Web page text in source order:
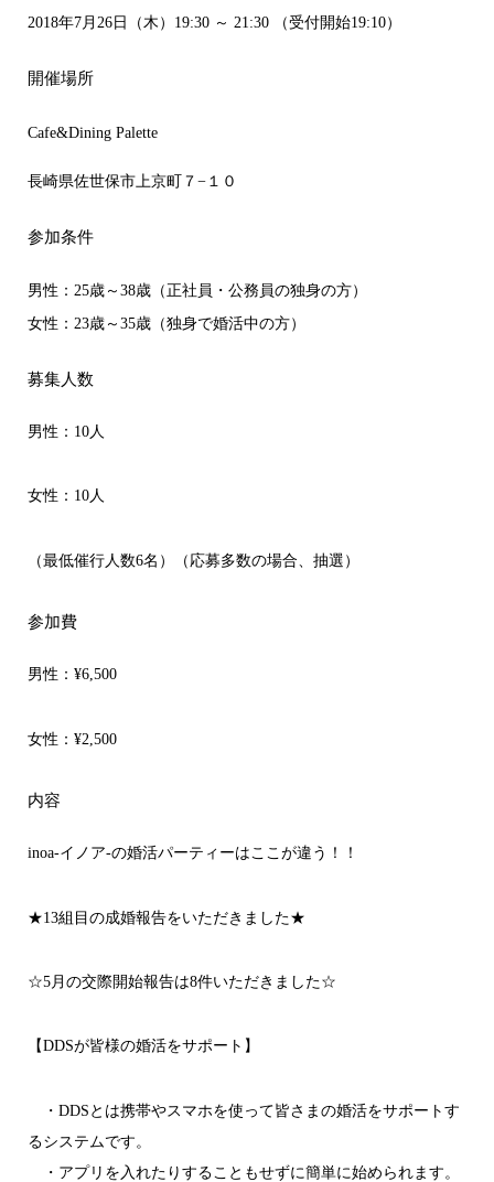
2018年7月26日（木）19:30 ～ 21:30 （受付開始19:10）
開催場所
Cafe&Dining Palette
長崎県佐世保市上京町７−１０
参加条件
男性：25歳～38歳（正社員・公務員の独身の方）
女性：23歳～35歳（独身で婚活中の方）
募集人数
男性：10人
女性：10人
（最低催行人数6名）（応募多数の場合、抽選）
参加費
男性： ¥6,500
女性： ¥2,500
内容
inoa-イノア-の婚活パーティーはここが違う！！
★13組目の成婚報告をいただきました★
☆5月の交際開始報告は8件いただきました☆
【DDSが皆様の婚活をサポート】
・DDSとは携帯やスマホを使って皆さまの婚活をサポートす
るシステムです。
・アプリを入れたりすることもせずに簡単に始められます。